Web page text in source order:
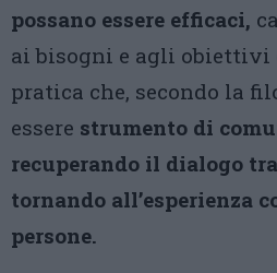
possano essere efficaci,
ai bisogni e agli obiettivi
pratica che, secondo la
essere strumento di
recuperando il dialogo
tornando all’esperienza
persone.